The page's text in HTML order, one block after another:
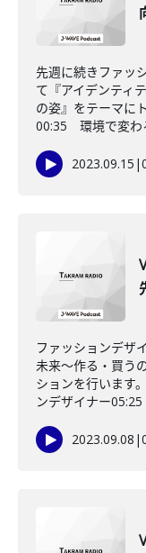
先週に続きファッ
て『アイデンティ
の姿』をテーマに
00:35 環境で変わ
2023.09.15 |
ファッションデザ
未来〜作る・買う
ションを行います
ンデザイナー
2023.09.08 |